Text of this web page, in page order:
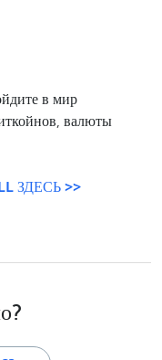
в мир
валюты
ЗДЕСЬ >>